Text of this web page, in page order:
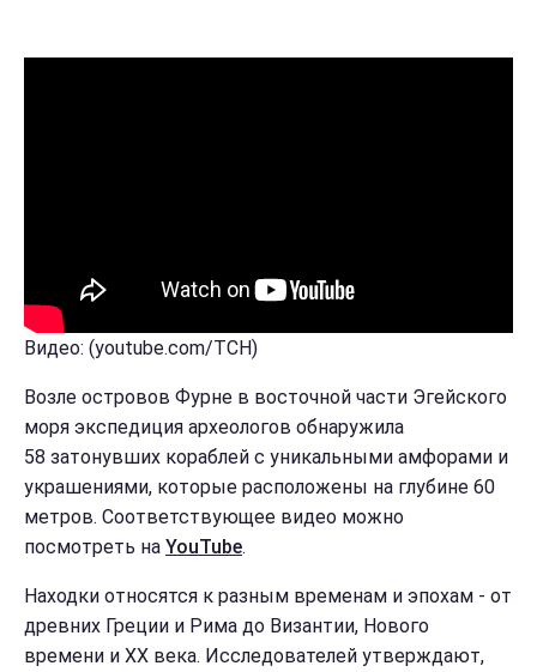
Видео: (youtube.com/ТСН)
Возле островов Фурне в восточной части Эгейского
моря экспедиция археологов обнаружила
58 затонувших кораблей с уникальными амфорами и
украшениями, которые расположены на глубине 60
метров. Соответствующее видео можно
посмотреть на YouTube.
Находки относятся к разным временам и эпохам - от
древних Греции и Рима до Византии, Нового
времени и XX века. Исследователей утверждают,